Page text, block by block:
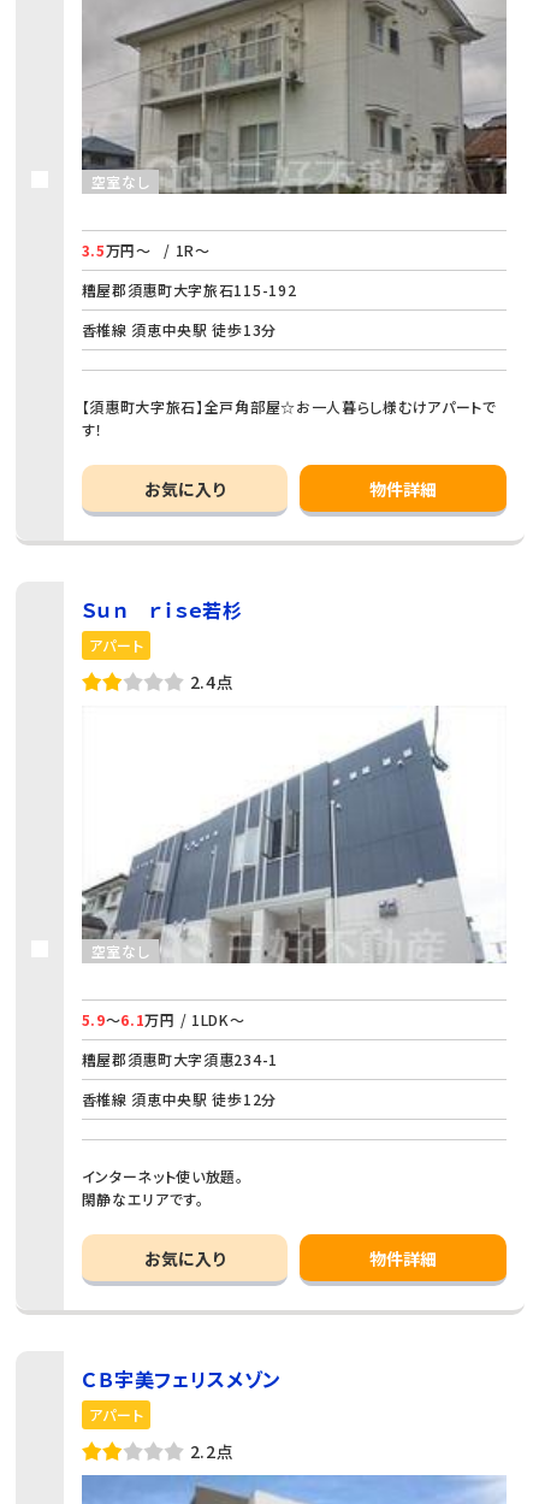
空室なし
3.5万円～
/ 1R～
糟屋郡須惠町大字旅石115-192
香椎線 須恵中央駅 徒歩13分
【須惠町大字旅石】全戸角部屋☆お一人暮らし様むけアパートで
す！
お気に入り 物件詳細
Ｓｕｎ ｒｉｓｅ若杉
アパート
2.4点
空室なし
5.9～6.1万円 / 1LDK～
糟屋郡須惠町大字須惠234-1
香椎線 須恵中央駅 徒歩12分
インターネット使い放題。
閑静なエリアです。
お気に入り 物件詳細
ＣＢ宇美フェリスメゾン
アパート
2.2点